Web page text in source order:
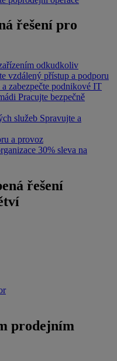
řešení pro
odkudkoliv
vzdálený přístup a podporu
zabezpečte podnikové IT
Pracujte bezpečně
služeb Spravujte a
a provoz
30% sleva na
řešení
prodejním